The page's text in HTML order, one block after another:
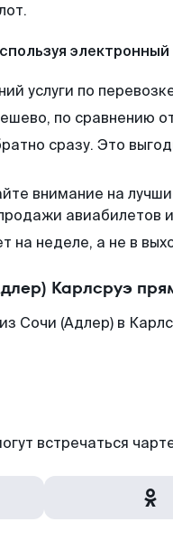
услуги по
по сравнению
сразу. Это
внимание на
авиабилетов
на неделе, а не в
Карлсруэ
Сочи (Адлер) в
встречаться